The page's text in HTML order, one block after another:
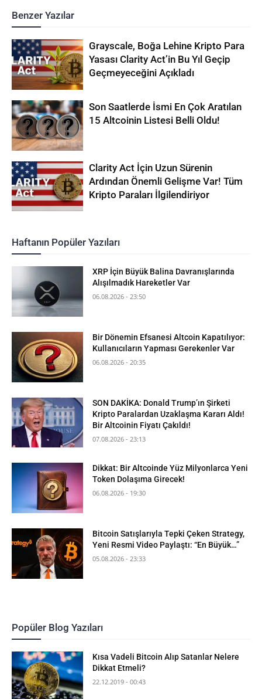
Benzer Yazılar
Grayscale, Boğa Lehine Kripto Para
Yasası Clarity Act’in Bu Yıl Geçip
Geçmeyeceğini Açıkladı
Son Saatlerde İsmi En Çok Aratılan
15 Altcoinin Listesi Belli Oldu!
Clarity Act İçin Uzun Sürenin
Ardından Önemli Gelişme Var! Tüm
Kripto Paraları İlgilendiriyor
Haftanın Popüler Yazıları
XRP İçin Büyük Balina Davranışlarında
Alışılmadık Hareketler Var
06.08.2026 - 23:50
Bir Dönemin Efsanesi Altcoin Kapatılıyor:
Kullanıcıların Yapması Gerekenler Var
06.08.2026 - 20:35
SON DAKİKA: Donald Trump’ın Şirketi
Kripto Paralardan Uzaklaşma Kararı Aldı!
Bir Altcoinin Fiyatı Çakıldı!
07.08.2026 - 23:13
Dikkat: Bir Altcoinde Yüz Milyonlarca Yeni
Token Dolaşıma Girecek!
06.08.2026 - 19:30
Bitcoin Satışlarıyla Tepki Çeken Strategy,
Yeni Resmi Video Paylaştı: “En Büyük…”
05.08.2026 - 23:33
Popüler Blog Yazıları
Kısa Vadeli Bitcoin Alıp Satanlar Nelere
Dikkat Etmeli?
22.12.2019 - 00:43